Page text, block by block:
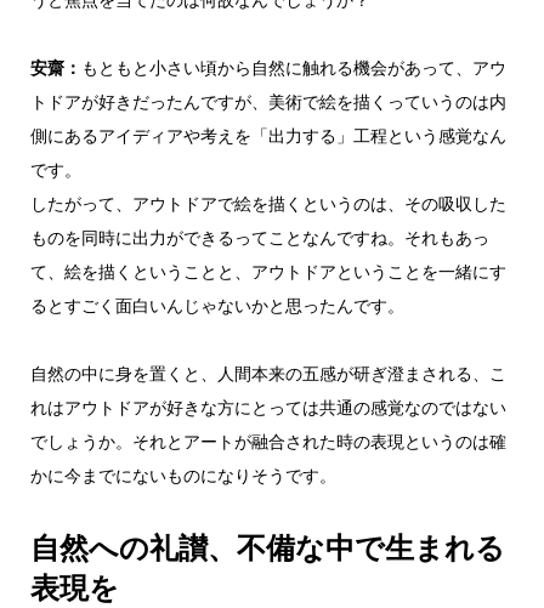
安齋： もともと小さい頃から自然に触れる機会があって、アウ
トドアが好きだったんですが、美術で絵を描くっていうのは内
側にあるアイディアや考えを「出力する」工程という感覚なん
です。
したがって、アウトドアで絵を描くというのは、その吸収した
ものを同時に出力ができるってことなんですね。それもあっ
て、絵を描くということと、アウトドアということを一緒にす
るとすごく面白いんじゃないかと思ったんです。
自然の中に身を置くと、人間本来の五感が研ぎ澄まされる、こ
れはアウトドアが好きな方にとっては共通の感覚なのではない
でしょうか。それとアートが融合された時の表現というのは確
かに今までにないものになりそうです。
自然への礼讃、不備な中で生まれる
表現を